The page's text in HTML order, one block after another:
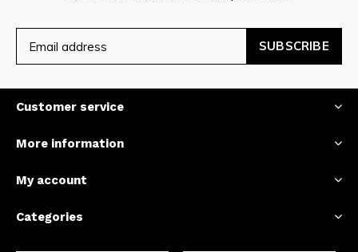
SUBSCRIBE
Customer service
More information
My account
Categories